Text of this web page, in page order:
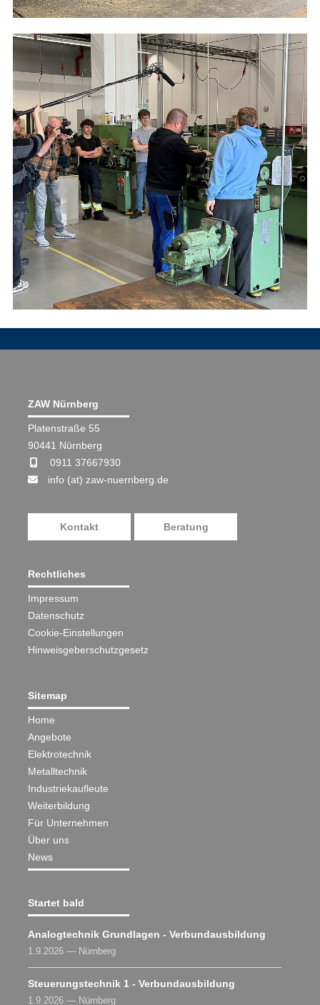
ZAW Nürnberg
Platenstraße 55
90441 Nürnberg
0911 37667930
info (at) zaw-nuernberg.de
Kontakt Beratung
Rechtliches
Impressum
Datenschutz
Cookie-Einstellungen
Hinweisgeberschutzgesetz
Sitemap
Home
Angebote
Elektrotechnik
Metalltechnik
Industriekaufleute
Weiterbildung
Für Unternehmen
Über uns
News
Startet bald
Analogtechnik Grundlagen - Verbundausbildung
1.9.2026 — Nürnberg
Steuerungstechnik 1 - Verbundausbildung
1.9.2026 — Nürnberg